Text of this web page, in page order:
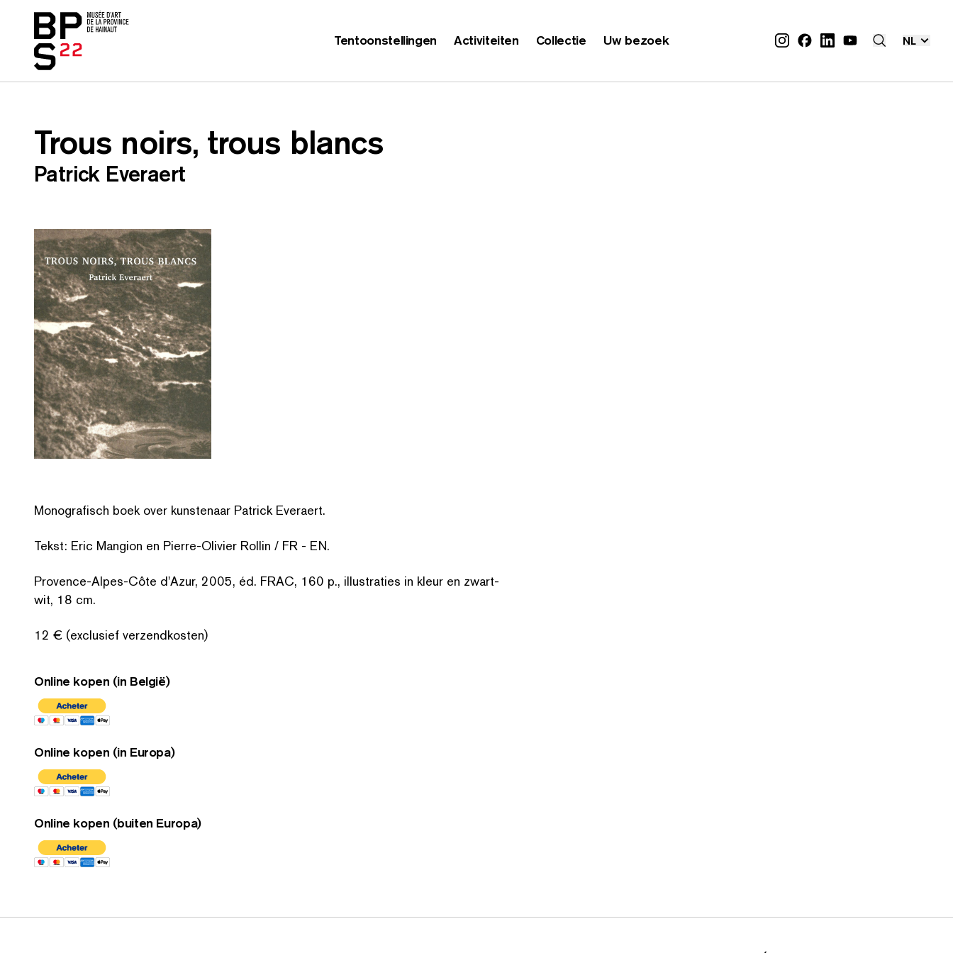
Accueil
Tentoonstellingen Activiteiten Collectie Uw bezoek NL
Trous noirs, trous blancs
Patrick Everaert
Mono­grafisch boek over kunstenaar Patrick Everaert.
Tekst: Eric Mangion en Pierre-Olivier Rollin / FR - EN.
Provence-Alpes-Côte d'Azur, 2005, éd. FRAC, 160 p., illus­traties in kleur en zwart-
wit, 18 cm.
12 € (exclusief verzendkosten)
Online kopen (in België)
Online kopen (in Europa)
Online kopen (buiten Europa)